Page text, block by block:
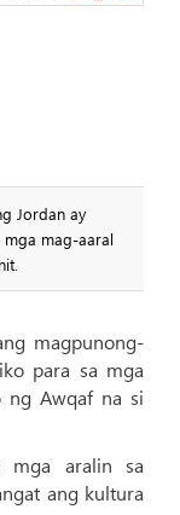
Jordan ay
mga mag-aaral
magpunong-
para sa mga
ng Awqaf na si
mga aralin sa
ang kultura